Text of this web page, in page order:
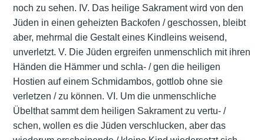
noch zu sehen. IV. Das heilige Sakrament wird von den
Jüden in einen geheizten Backofen / geschossen, bleibt
aber, mehrmal die Gestalt eines Kindleins weisend,
unverletzt. V. Die Jüden ergreifen unmenschlich mit ihren
Händen die Hämmer und schla- / gen die heiligen
Hostien auf einem Schmidambos, gottlob ohne sie
verletzen / zu können. VI. Um die unmenschliche
Übelthat sammt dem heiligen Sakrament zu vertu- /
schen, wollen es die Jüden verschlucken, aber das